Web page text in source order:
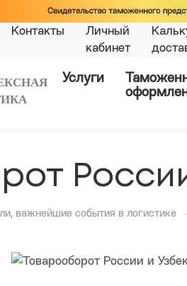
Контакты
Личный
кабинет
Услуги
важнейшие события в логистике